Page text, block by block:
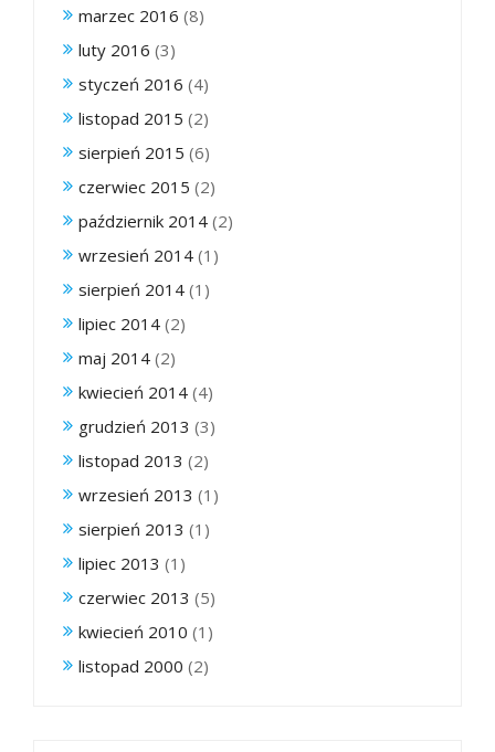
marzec 2016 (8)
luty 2016 (3)
styczeń 2016 (4)
listopad 2015 (2)
sierpień 2015 (6)
czerwiec 2015 (2)
październik 2014 (2)
wrzesień 2014 (1)
sierpień 2014 (1)
lipiec 2014 (2)
maj 2014 (2)
kwiecień 2014 (4)
grudzień 2013 (3)
listopad 2013 (2)
wrzesień 2013 (1)
sierpień 2013 (1)
lipiec 2013 (1)
czerwiec 2013 (5)
kwiecień 2010 (1)
listopad 2000 (2)